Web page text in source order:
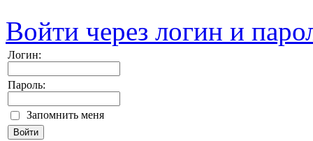
Войти через логин и
Логин:
Пароль:
Запомнить меня